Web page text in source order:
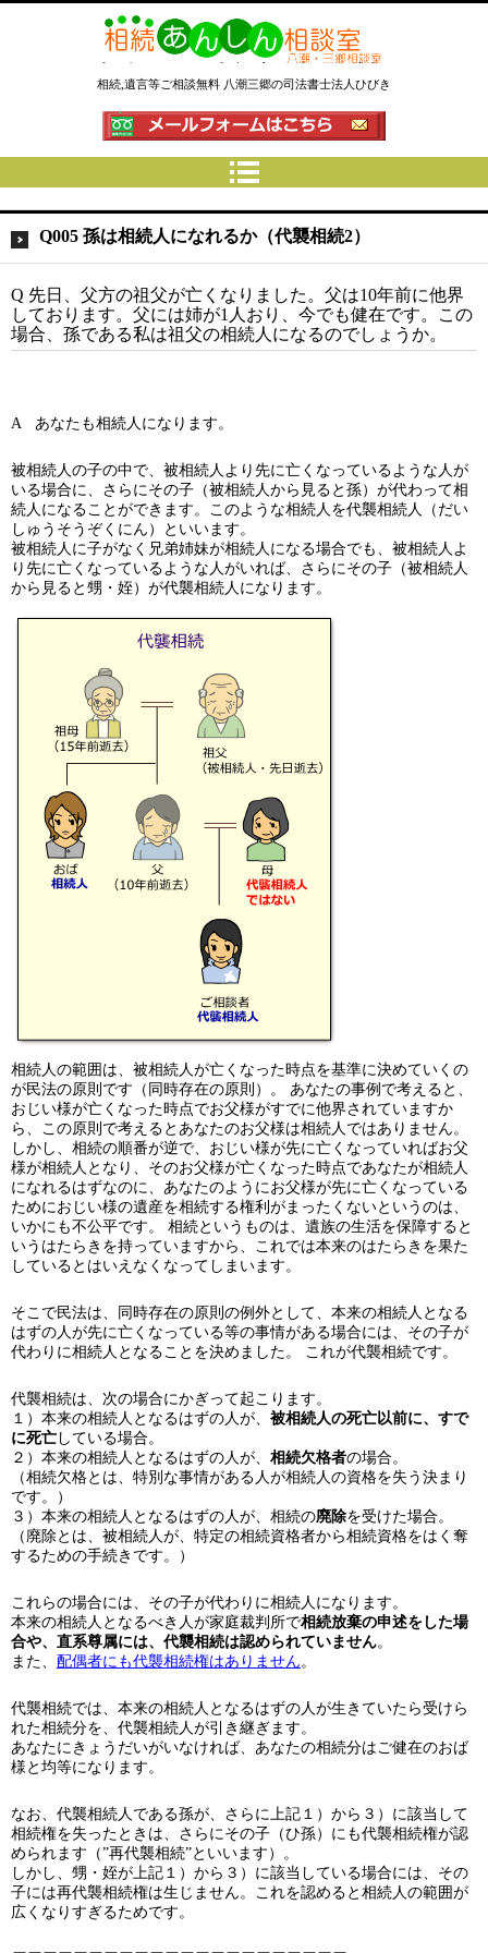
相続あんしん相談室八潮三郷│相
続手続 名義変更 遺言なら埼玉県
の司法書士法人ひびき
相続,遺言等ご相談無料 八潮三郷の司法書士法人ひびき
Q005 孫は相続人になれるか（代襲相続2）
Q 先日、父方の祖父が亡くなりました。父は10年前に他界
しております。父には姉が1人おり、今でも健在です。この
場合、孫である私は祖父の相続人になるのでしょうか。
A あなたも相続人になります。
被相続人の子の中で、被相続人より先に亡くなっているような人が
いる場合に、さらにその子（被相続人から見ると孫）が代わって相
続人になることができます。このような相続人を代襲相続人（だい
しゅうそうぞくにん）といいます。
被相続人に子がなく兄弟姉妹が相続人になる場合でも、被相続人よ
り先に亡くなっているような人がいれば、さらにその子（被相続人
から見ると甥・姪）が代襲相続人になります。
相続人の範囲は、被相続人が亡くなった時点を基準に決めていくの
が民法の原則です（同時存在の原則）。 あなたの事例で考えると、
おじい様が亡くなった時点でお父様がすでに他界されていますか
ら、この原則で考えるとあなたのお父様は相続人ではありません。
しかし、相続の順番が逆で、おじい様が先に亡くなっていればお父
様が相続人となり、そのお父様が亡くなった時点であなたが相続人
になれるはずなのに、あなたのようにお父様が先に亡くなっている
ためにおじい様の遺産を相続する権利がまったくないというのは、
いかにも不公平です。 相続というものは、遺族の生活を保障すると
いうはたらきを持っていますから、これでは本来のはたらきを果た
しているとはいえなくなってしまいます。
そこで民法は、同時存在の原則の例外として、本来の相続人となる
はずの人が先に亡くなっている等の事情がある場合には、その子が
代わりに相続人となることを決めました。 これが代襲相続です。
代襲相続は、次の場合にかぎって起こります。
１）本来の相続人となるはずの人が、 被相続人の死亡以前に、すで
に死亡 している場合。
２）本来の相続人となるはずの人が、 相続欠格者の場合。
（相続欠格とは、特別な事情がある人が相続人の資格を失う決まり
です。）
３）本来の相続人となるはずの人が、相続の廃除を受けた場合。
（廃除とは、被相続人が、特定の相続資格者から相続資格をはく奪
するための手続きです。）
これらの場合には、その子が代わりに相続人になります。
本来の相続人となるべき人が家庭裁判所で相続放棄の申述をした場
合や、直系尊属には、代襲相続は認められていません。
また、 配偶者にも代襲相続権はありません。
代襲相続では、本来の相続人となるはずの人が生きていたら受けら
れた相続分を、代襲相続人が引き継ぎます。
あなたにきょうだいがいなければ、あなたの相続分はご健在のおば
様と均等になります。
なお、代襲相続人である孫が、さらに上記１）から３）に該当して
相続権を失ったときは、さらにその子（ひ孫）にも代襲相続権が認
められます（”再代襲相続”といいます）。
しかし、甥・姪が上記１）から３）に該当している場合には、その
子には再代襲相続権は生じません。これを認めると相続人の範囲が
広くなりすぎるためです。